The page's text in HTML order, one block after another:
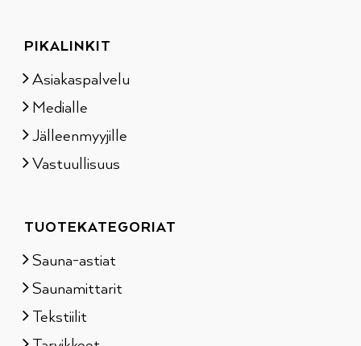
PIKALINKIT
Asiakaspalvelu
Medialle
Jälleenmyyjille
Vastuullisuus
TUOTEKATEGORIAT
Sauna-astiat
Saunamittarit
Tekstiilit